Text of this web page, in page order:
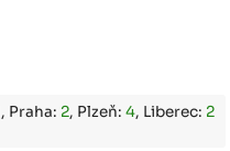
, Praha: 2, Plzeň:4, Liberec: 2